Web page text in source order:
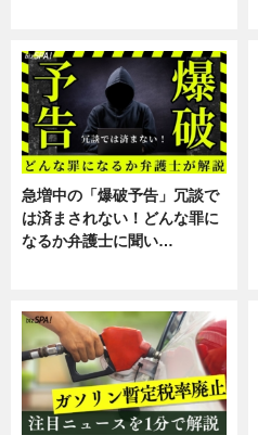
急増中の「爆破予告」冗談で
は済まされない！どんな罪に
なるか弁護士に聞い…